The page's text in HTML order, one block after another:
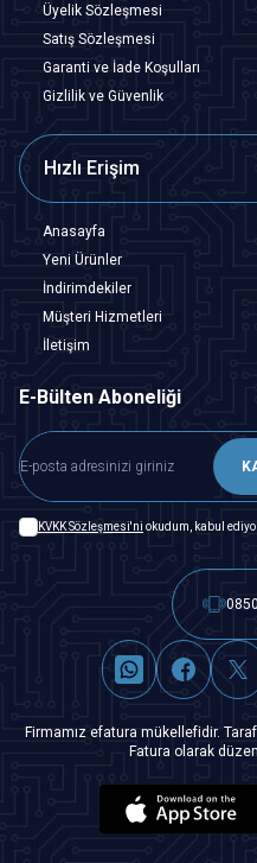
Üyelik Sözleşmesi
Satış Sözleşmesi
Garanti ve İade Koşulları
Gizlilik ve Güvenlik
Hızlı Erişim
Anasayfa
Yeni Ürünler
İndirimdekiler
Müşteri Hizmetleri
İletişim
E-Bülten Aboneliği
KVKK Sözleşmesi'ni okudum, kabul
Firmamız efatura mükellefidir.
Fatura olarak